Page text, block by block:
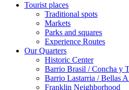
Tourist places
Traditional spots
Markets
Parks and squares
Experience Routes
Our Quarters
Historic Center
Barrio Brasil / Concha y
Barrio Lastarria / Bellas
Franklin Neighborhood